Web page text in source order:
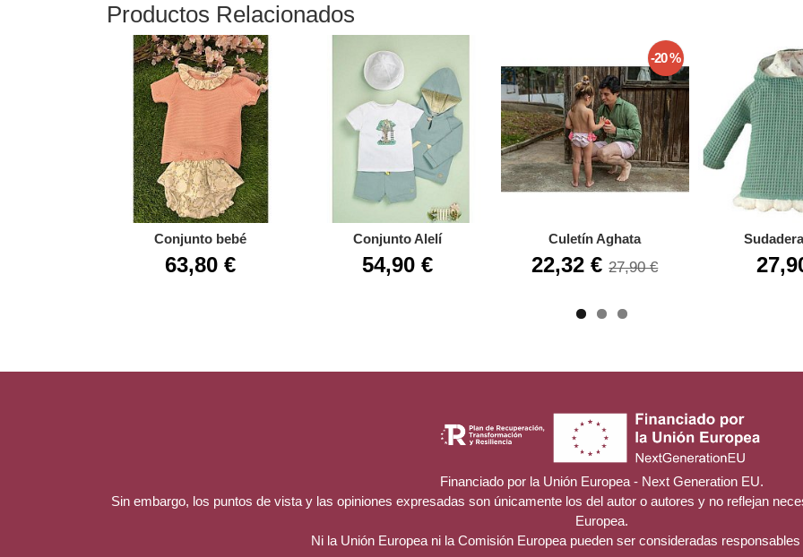
Productos Relacionados
Conjunto bebé
63,80 €
Conjunto Alelí
54,90 €
-20 %
Culetín Aghata
22,32 €27,90 €
Financiado por la Unión Europea - Next Generation EU.
Sin embargo, los puntos de vista y las opiniones expresadas son únicamente los del autor o autores y no reflejan
Europea.
Ni la Unión Europea ni la Comisión Europea pueden ser consideradas